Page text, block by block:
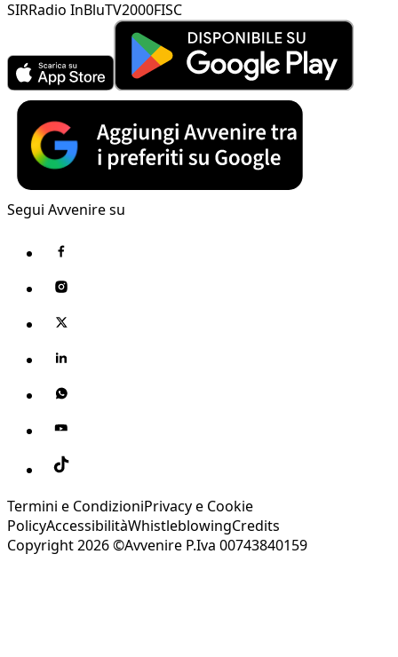
SIRRadio InBluTV2000FISC
Segui Avvenire su
Termini e CondizioniPrivacy e Cookie
PolicyAccessibilitàWhistleblowingCredits
Copyright 2026 ©Avvenire P.Iva 00743840159